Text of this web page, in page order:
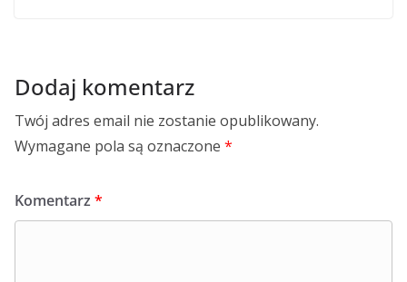
Dodaj komentarz
Twój adres email nie zostanie opublikowany.
Wymagane pola są oznaczone *
Komentarz *